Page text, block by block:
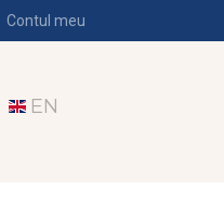
Contul meu
EN